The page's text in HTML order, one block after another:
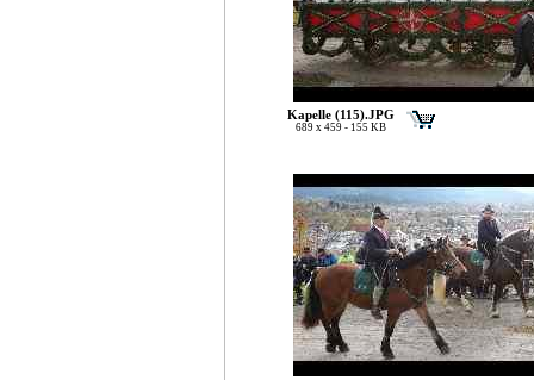
Kapelle (115).JPG
689 x 459 - 155 KB